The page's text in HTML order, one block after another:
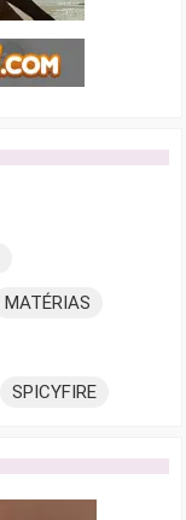
MATÉRIAS
SPICYFIRE